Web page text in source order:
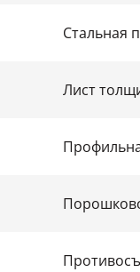
Стальная
Лист